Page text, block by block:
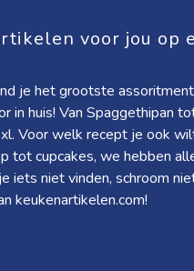
voor jou op
je het grootste assoritment
in huis! Van Spaggethipan
. Voor welk recept je ook
tot cupcakes, we hebben
iets niet vinden, schroom
keukenartikelen.com!